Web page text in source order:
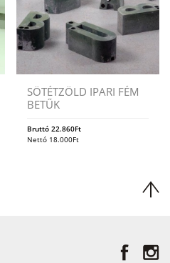
SÖTÉTZÖLD IPARI FÉM
BETŰK
Bruttó22.860Ft
Nettó 18.000Ft